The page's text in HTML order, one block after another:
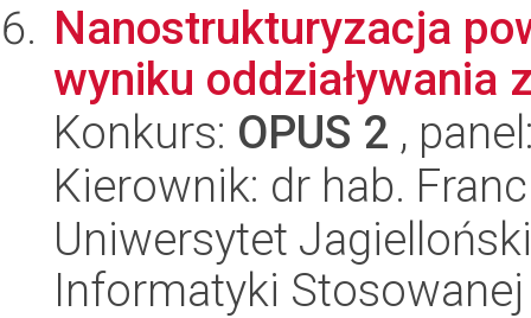
Nanostrukturyzacja
wyniku oddziaływania
Konkurs: OPUS 2 ,
Kierownik: dr hab.
Uniwersytet
Informatyki Stosowanej